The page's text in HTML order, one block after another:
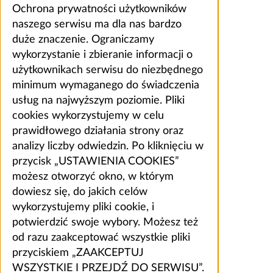
Ochrona prywatności użytkowników
naszego serwisu ma dla nas bardzo
duże znaczenie. Ograniczamy
wykorzystanie i zbieranie informacji o
użytkownikach serwisu do niezbędnego
minimum wymaganego do świadczenia
usług na najwyższym poziomie. Pliki
cookies wykorzystujemy w celu
prawidłowego działania strony oraz
analizy liczby odwiedzin. Po kliknięciu w
przycisk „USTAWIENIA COOKIES”
możesz otworzyć okno, w którym
dowiesz się, do jakich celów
wykorzystujemy pliki cookie, i
potwierdzić swoje wybory. Możesz też
od razu zaakceptować wszystkie pliki
przyciskiem „ZAAKCEPTUJ
WSZYSTKIE I PRZEJDŹ DO SERWISU”.